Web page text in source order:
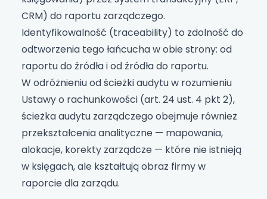
CRM) do raportu zarządczego.
Identyfikowalność (traceability) to zdolność do
odtworzenia tego łańcucha w obie strony: od
raportu do źródła i od źródła do raportu.
W odróżnieniu od ścieżki audytu w rozumieniu
Ustawy o rachunkowości (art. 24 ust. 4 pkt 2),
ścieżka audytu zarządczego obejmuje również
przekształcenia analityczne — mapowania,
alokacje, korekty zarządcze — które nie istnieją
w księgach, ale kształtują obraz firmy w
raporcie dla zarządu.